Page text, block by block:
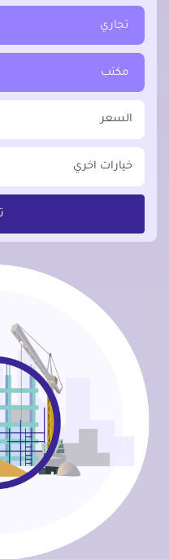
تجاري
مكتب
السعر
خيارات اخري